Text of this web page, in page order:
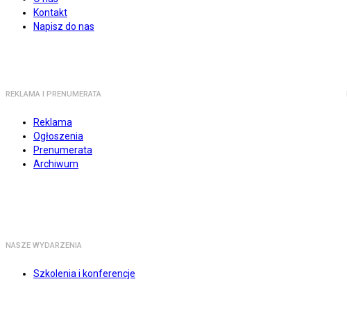
Kontakt
Napisz do nas
REKLAMA I PRENUMERATA
Reklama
Ogłoszenia
Prenumerata
Archiwum
NASZE WYDARZENIA
Szkolenia i konferencje